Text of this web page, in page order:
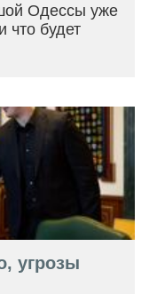
Одессы уже
что будет
угрозы